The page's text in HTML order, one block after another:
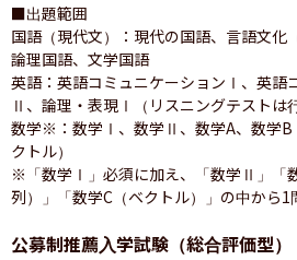
■出題範囲
国語（現代文）：現代の国語、言語文化
論理国語、文学国語
英語：英語コミュニケーションⅠ、英語
Ⅱ、論理・表現Ⅰ（リスニングテストは
数学※：数学Ⅰ、数学Ⅱ、数学A、数学B
クトル）
※「数学Ⅰ」必須に加え、「数学Ⅱ」「
列）」「数学C（ベクトル）」の中から1
公募制推薦入学試験（総合評価型）